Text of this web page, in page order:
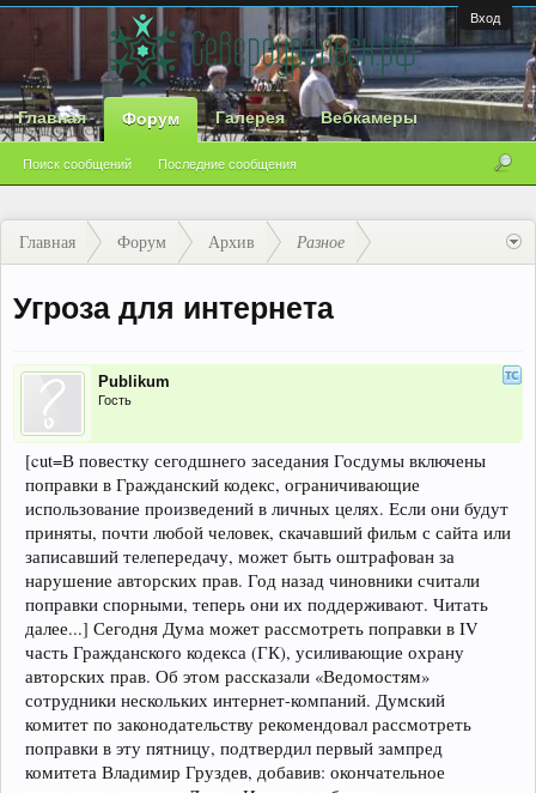
Вход
Главная Форум
Поиск сообщений Последние сообщения
Галерея Вебкамеры
Главная Форум Архив Разное
Угроза для интернета
Publikum
Гость
[cut=В повестку сегодшнего заседания Госдумы включены
поправки в Гражданский кодекс, ограничивающие
использование произведений в личных целях. Если они будут
приняты, почти любой человек, скачавший фильм с сайта или
записавший телепередачу, может быть оштрафован за
нарушение авторских прав. Год назад чиновники считали
поправки спорными, теперь они их поддерживают. Читать
далее...] Сегодня Дума может рассмотреть поправки в IV
часть Гражданского кодекса (ГК), усиливающие охрану
авторских прав. Об этом рассказали «Ведомостям»
сотрудники нескольких интернет-компаний. Думский
комитет по законодательству рекомендовал рассмотреть
поправки в эту пятницу, подтвердил первый зампред
комитета Владимир Груздев, добавив: окончательное